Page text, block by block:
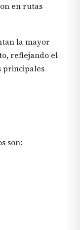
en rutas
la mayor
reflejando el
principales
son: